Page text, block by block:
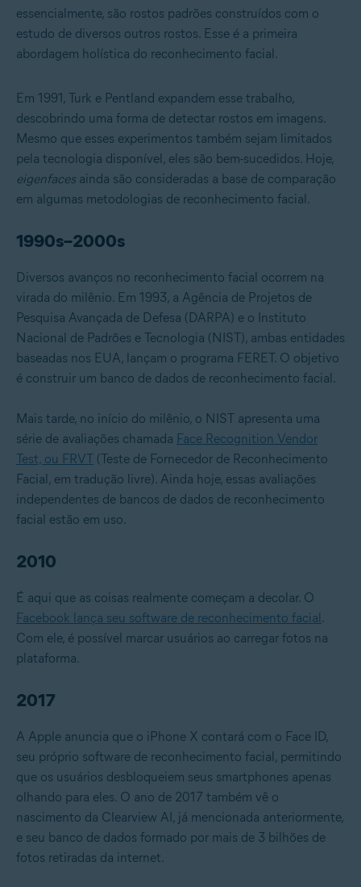
essencialmente, são rostos padrões construídos com o
estudo de diversos outros rostos. Esse é a primeira
abordagem holística do reconhecimento facial.
Em 1991, Turk e Pentland expandem esse trabalho,
descobrindo uma forma de detectar rostos em imagens.
Mesmo que esses experimentos também sejam limitados
pela tecnologia disponível, eles são bem-sucedidos. Hoje,
eigenfacesainda são consideradas a base de comparação
em algumas metodologias de reconhecimento facial.
1990s–2000s
Diversos avanços no reconhecimento facial ocorrem na
virada do milênio. Em 1993, a Agência de Projetos de
Pesquisa Avançada de Defesa (DARPA) e o Instituto
Nacional de Padrões e Tecnologia (NIST), ambas entidades
baseadas nos EUA, lançam o programa FERET. O objetivo
é construir um banco de dados de reconhecimento facial.
Mais tarde, no início do milênio, o NIST apresenta uma
série de avaliações chamada Face Recognition Vendor
Test, ou FRVT (Teste de Fornecedor de Reconhecimento
Facial, em tradução livre). Ainda hoje, essas avaliações
independentes de bancos de dados de reconhecimento
facial estão em uso.
2010
É aqui que as coisas realmente começam a decolar. O
Facebook lança seu software de reconhecimento facial .
Com ele, é possível marcar usuários ao carregar fotos na
plataforma.
2017
A Apple anuncia que o iPhone X contará com o Face ID,
seu próprio software de reconhecimento facial, permitindo
que os usuários desbloqueiem seus smartphones apenas
olhando para eles. O ano de 2017 também vê o
nascimento da Clearview AI, já mencionada anteriormente,
e seu banco de dados formado por mais de 3 bilhões de
fotos retiradas da internet.